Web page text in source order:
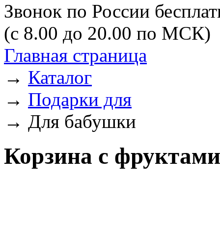
Звонок по России
(с 8.00 до 20.00 по МСК)
Главная страница
→ Каталог
→ Подарки для
→ Для бабушки
Корзина с